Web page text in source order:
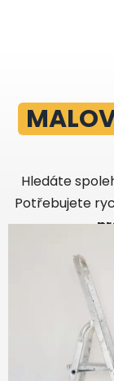
Hledáte
Potřebujete